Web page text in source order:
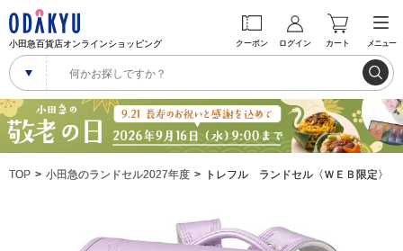
小田急百貨店オンラインショッピング クーポン ログイン カート メニュー
TOP 小田急のランドセル2027年度 トレフル ランドセル〈ＷＥＢ限定〉